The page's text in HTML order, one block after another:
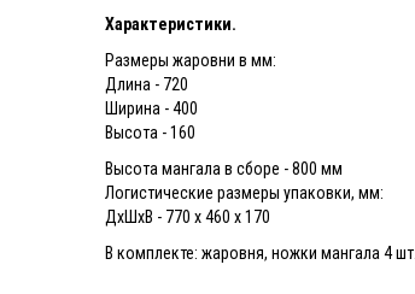
Характеристики.
Размеры жаровни в мм:
Длина - 720
Ширина - 400
Высота - 160
Высота мангала в сборе - 800 мм
Логистические размеры упаковки, мм:
ДхШхВ - 770 х 460 х 170
В комплекте: жаровня, ножки мангала 4 шт.